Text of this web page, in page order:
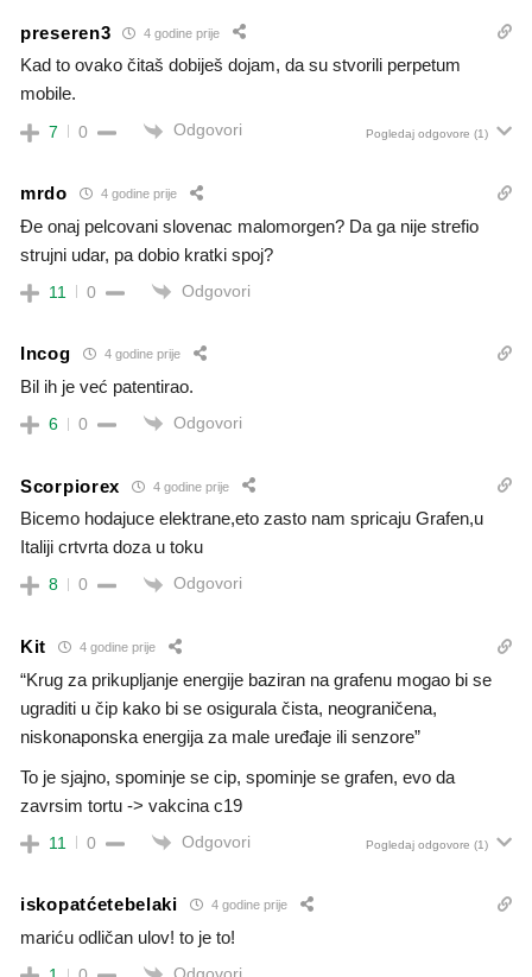
preseren3 4 godine prije
Kad to ovako čitaš dobiješ dojam, da su stvorili perpetum
mobile.
7 0 Odgovori Pogledaj odgovore (1)
mrdo 4 godine prije
Đe onaj pelcovani slovenac malomorgen? Da ga nije strefio
strujni udar, pa dobio kratki spoj?
11 0 Odgovori
Incog 4 godine prije
Bil ih je već patentirao.
6 0 Odgovori
Scorpiorex 4 godine prije
Bicemo hodajuce elektrane,eto zasto nam spricaju Grafen,u
Italiji crtvrta doza u toku
8 0 Odgovori
Kit 4 godine prije
“Krug za prikupljanje energije baziran na grafenu mogao bi se
ugraditi u čip kako bi se osigurala čista, neograničena,
niskonaponska energija za male uređaje ili senzore”
To je sjajno, spominje se cip, spominje se grafen, evo da
zavrsim tortu -> vakcina c19
11 0 Odgovori Pogledaj odgovore (1)
iskopatćetebelaki 4 godine prije
mariću odličan ulov! to je to!